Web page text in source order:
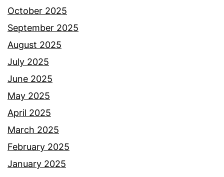
s
e
b
a
k
b
i
l
a
t
October 2025
September 2025
August 2025
July 2025
June 2025
May 2025
April 2025
March 2025
February 2025
January 2025